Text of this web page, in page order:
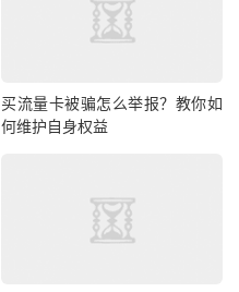
买流量卡被骗怎么举报？教你如
何维护自身权益